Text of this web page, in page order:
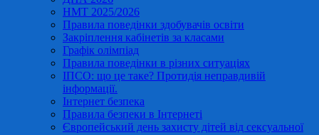
НМТ 2025/2026
Правила поведінки здобувачів освіти
Закріплення кабінетів за класами
Графік олімпіад
Правила поведінки в різних ситуаціях
ІПСО: що це таке? Протидія неправдивій
інформації.
Інтернет безпека
Правила безпеки в Інтернеті
Європейський день захисту дітей від сексуальної